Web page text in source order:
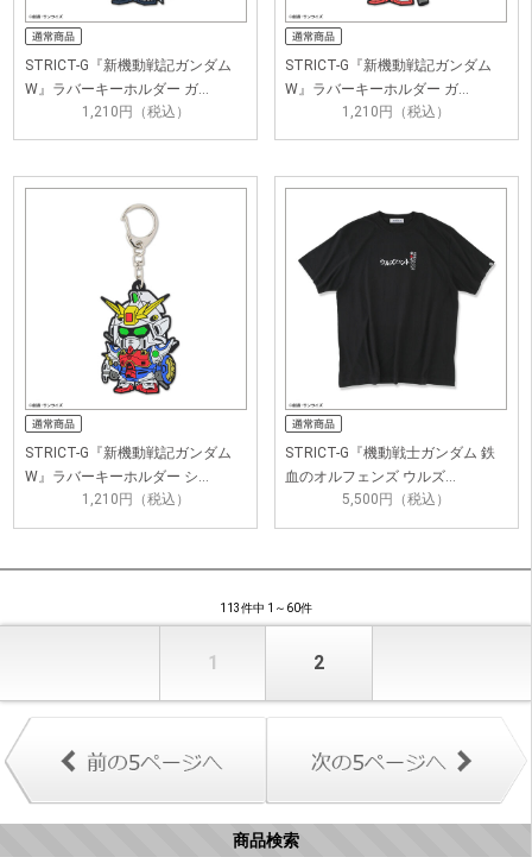
STRICT-G『新機動戦記ガンダム
W』ラバーキーホルダー ガ…
1,210円（税込）
STRICT-G『新機動戦記ガンダム
W』ラバーキーホルダー ガ…
1,210円（税込）
STRICT-G『新機動戦記ガンダム
W』ラバーキーホルダー シ…
1,210円（税込）
STRICT-G『機動戦士ガンダム 鉄
血のオルフェンズ ウルズ…
5,500円（税込）
113件中 1～60件
1 2
商品検索